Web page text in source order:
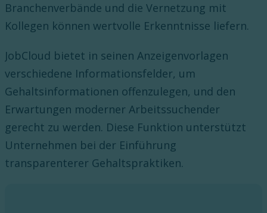
Branchenverbände und die Vernetzung mit
Kollegen können wertvolle Erkenntnisse liefern.
JobCloud bietet in seinen Anzeigenvorlagen
verschiedene Informationsfelder, um
Gehaltsinformationen offenzulegen, und den
Erwartungen moderner Arbeitssuchender
gerecht zu werden. Diese Funktion unterstützt
Unternehmen bei der Einführung
transparenterer Gehaltspraktiken.